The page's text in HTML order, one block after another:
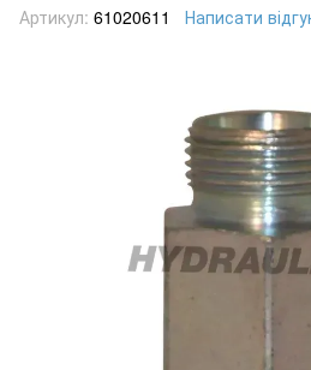
Артикул: 61020611 Написати